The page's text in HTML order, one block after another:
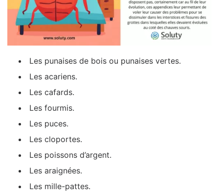
Les punaises de bois ou punaises vertes.
Les acariens.
Les cafards.
Les fourmis.
Les puces.
Les cloportes.
Les poissons d’argent.
Les araignées.
Les mille-pattes.